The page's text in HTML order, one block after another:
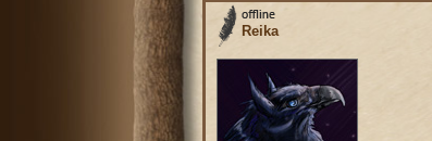
Reika